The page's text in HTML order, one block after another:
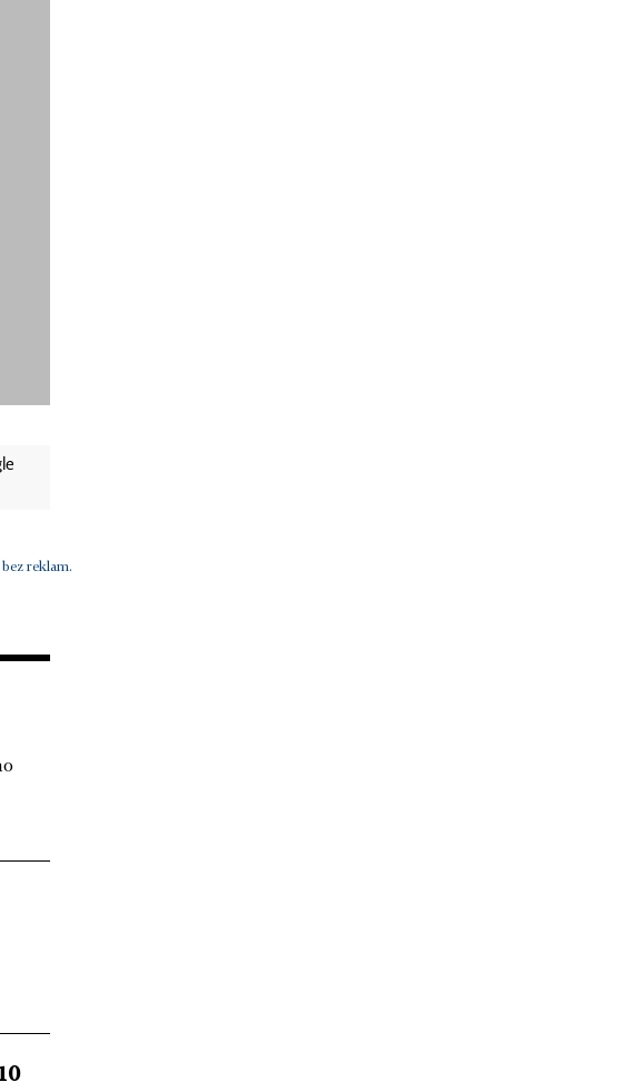
reklam.